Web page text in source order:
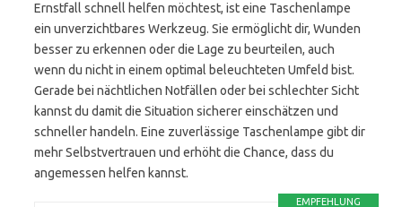
Ernstfall schnell helfen möchtest, ist eine Taschenlampe
ein unverzichtbares Werkzeug. Sie ermöglicht dir, Wunden
besser zu erkennen oder die Lage zu beurteilen, auch
wenn du nicht in einem optimal beleuchteten Umfeld bist.
Gerade bei nächtlichen Notfällen oder bei schlechter Sicht
kannst du damit die Situation sicherer einschätzen und
schneller handeln. Eine zuverlässige Taschenlampe gibt dir
mehr Selbstvertrauen und erhöht die Chance, dass du
angemessen helfen kannst.
EMPFEHLUNG